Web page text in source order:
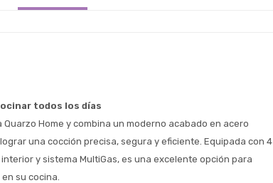
todos los días
Home y combina un moderno acabado en acero
una cocción precisa, segura y eficiente. Equipada con 4
y sistema MultiGas, es una excelente opción para
su cocina.